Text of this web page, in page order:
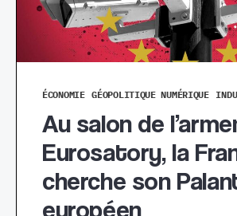
ÉCONOMIE GÉOPOLITIQUE NUMÉRIQUE
Au salon de
Eurosatory, la
cherche son
européen